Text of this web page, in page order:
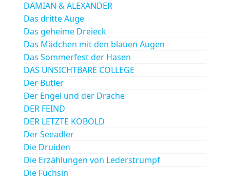
DAMIAN & ALEXANDER
Das dritte Auge
Das geheime Dreieck
Das Mädchen mit den blauen Augen
Das Sommerfest der Hasen
DAS UNSICHTBARE COLLEGE
Der Butler
Der Engel und der Drache
DER FEIND
DER LETZTE KOBOLD
Der Seeadler
Die Druiden
Die Erzählungen von Lederstrumpf
Die Füchsin